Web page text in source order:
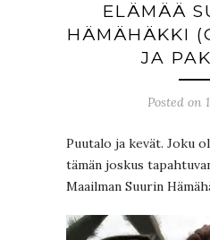
ELÄMÄÄ
HÄMÄHÄKKI
JA
Posted on
Puutalo ja kevät. Joku
tämän joskus
Maailman Suurin